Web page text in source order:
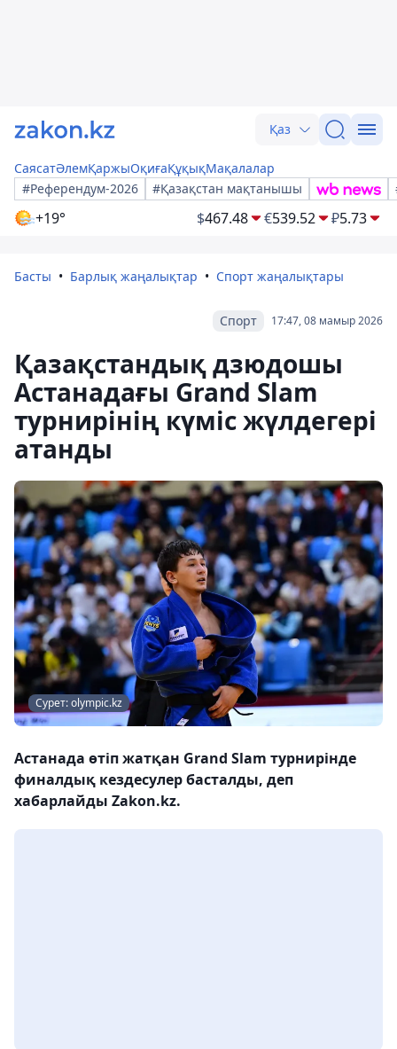
Қаз
СаясатӘлемҚаржыОқиғаҚұқықМақалалар
#Референдум-2026
#Қазақстан мақтанышы
+19° $467.48 €539.52 ₽5.73
Басты Барлық жаңалықтар Спорт жаңалықтары
17:47, 08 мамыр 2026
Спорт
Қазақстандық дзюдошы
Астанадағы Grand Slam
турнирінің күміс жүлдегері
атанды
Сурет: olympic.kz
Астанада өтіп жатқан Grand Slam турнирінде
финалдық кездесулер басталды, деп
хабарлайды Zakon.kz.